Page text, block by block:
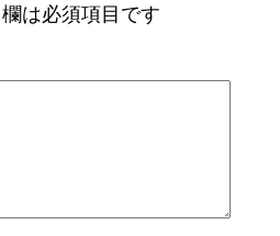
は必須項目です